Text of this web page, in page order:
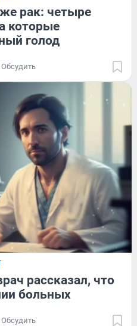
рак: четыре
которые
голод
Обсудить
рассказал, что
больных
Обсудить